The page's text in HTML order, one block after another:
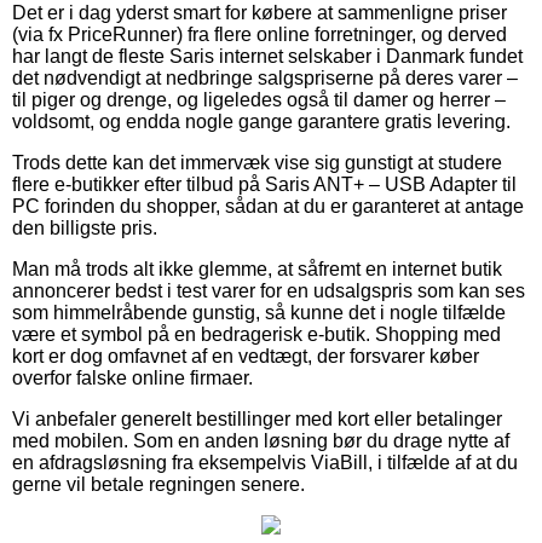
Det er i dag yderst smart for købere at sammenligne priser
(via fx PriceRunner) fra flere online forretninger, og derved
har langt de fleste Saris internet selskaber i Danmark fundet
det nødvendigt at nedbringe salgspriserne på deres varer –
til piger og drenge, og ligeledes også til damer og herrer –
voldsomt, og endda nogle gange garantere gratis levering.
Trods dette kan det immervæk vise sig gunstigt at studere
flere e-butikker efter tilbud på Saris ANT+ – USB Adapter til
PC forinden du shopper, sådan at du er garanteret at antage
den billigste pris.
Man må trods alt ikke glemme, at såfremt en internet butik
annoncerer bedst i test varer for en udsalgspris som kan ses
som himmelråbende gunstig, så kunne det i nogle tilfælde
være et symbol på en bedragerisk e-butik. Shopping med
kort er dog omfavnet af en vedtægt, der forsvarer køber
overfor falske online firmaer.
Vi anbefaler generelt bestillinger med kort eller betalinger
med mobilen. Som en anden løsning bør du drage nytte af
en afdragsløsning fra eksempelvis ViaBill, i tilfælde af at du
gerne vil betale regningen senere.